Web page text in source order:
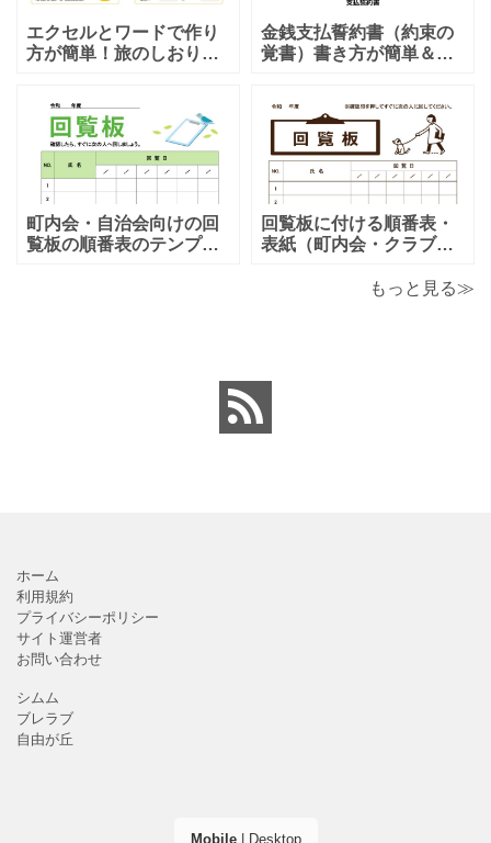
エクセルとワードで作り
方が簡単！旅のしおり
おすすめのテンプレート
となります。温泉旅行や
家族旅行など様々な用途
で、楽しく利用出来る旅
のしおりの素材となりま
す。ダウンロード後に簡
単に編集出来るエクセ
金銭支払誓約書（約束の
覚書）書き方が簡単＆項
す。シンプルな項目にな
りますので、利用用途に
より項目や内容を編集し
利用する事が可能です。
シンプルで簡易的な素材
となりますので、金銭支
払誓約書を作成時に用途
町内会・自治会向けの回
覧板の順番表のテンプレ
回覧板に付ける順番表・
表紙（町内会・クラブの
る「Excel・Word・
る「Excel・Word・
PDF」
もっと見る≫
ホーム
利用規約
プライバシーポリシー
サイト運営者
お問い合わせ
シムム
ブレラブ
自由が丘
Mobile| Desktop